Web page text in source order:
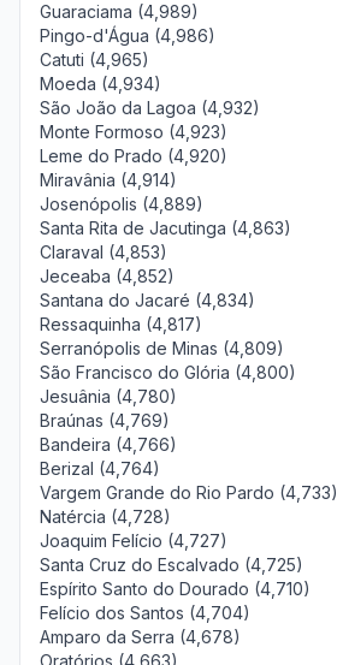
Guaraciama (4,989)
Pingo-d'Água (4,986)
Catuti (4,965)
Moeda (4,934)
São João da Lagoa (4,932)
Monte Formoso (4,923)
Leme do Prado (4,920)
Miravânia (4,914)
Josenópolis (4,889)
Santa Rita de Jacutinga (4,863)
Claraval (4,853)
Jeceaba (4,852)
Santana do Jacaré (4,834)
Ressaquinha (4,817)
Serranópolis de Minas (4,809)
São Francisco do Glória (4,800)
Jesuânia (4,780)
Braúnas (4,769)
Bandeira (4,766)
Berizal (4,764)
Vargem Grande do Rio Pardo (4,733)
Natércia (4,728)
Joaquim Felício (4,727)
Santa Cruz do Escalvado (4,725)
Espírito Santo do Dourado (4,710)
Felício dos Santos (4,704)
Amparo da Serra (4,678)
Oratórios (4,663)